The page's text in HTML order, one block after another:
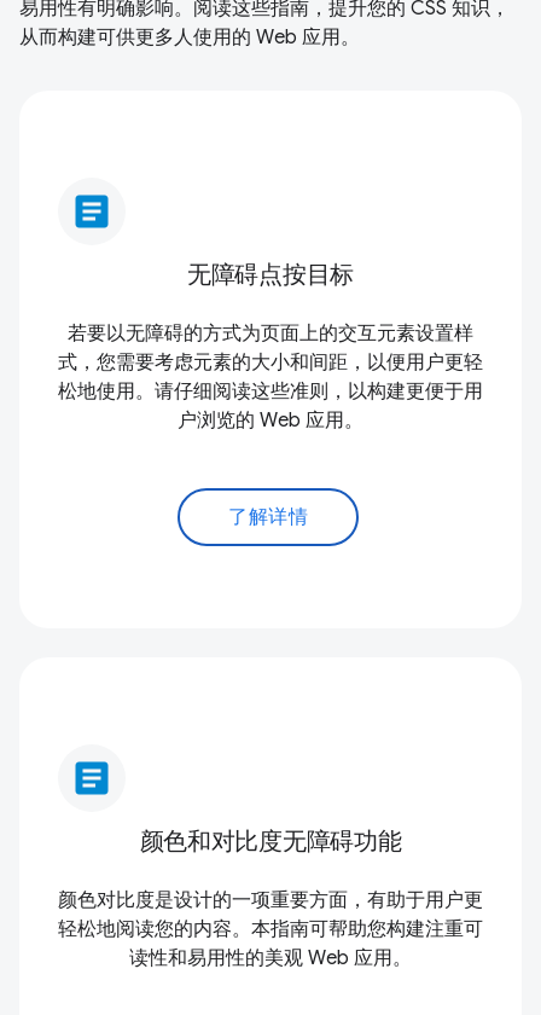
易用性有明确影响。阅读这些指南，提升您的 CSS 知识，
从而构建可供更多人使用的 Web 应用。
article
无障碍点按目标
若要以无障碍的方式为页面上的交互元素设置样
式，您需要考虑元素的大小和间距，以便用户更轻
松地使用。请仔细阅读这些准则，以构建更便于用
户浏览的 Web 应用。
了解详情
article
颜色和对比度无障碍功能
颜色对比度是设计的一项重要方面，有助于用户更
轻松地阅读您的内容。本指南可帮助您构建注重可
读性和易用性的美观 Web 应用。